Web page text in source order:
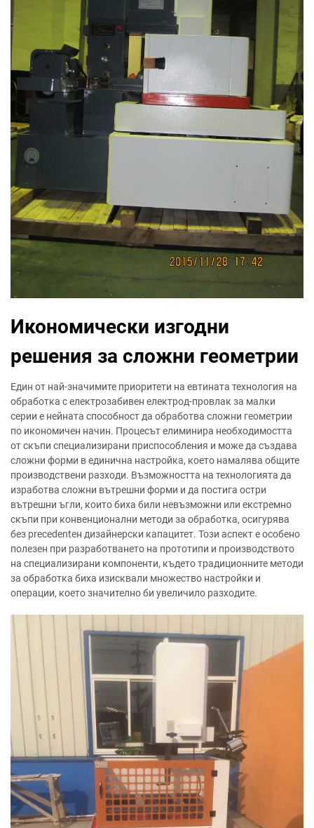
Икономически изгодни
решения за сложни геометрии
Един от най-значимите приоритети на евтината технология на
обработка с електрозабивен електрод-провлак за малки
серии е нейната способност да обработва сложни геометрии
по икономичен начин. Процесът елиминира необходимостта
от скъпи специализирани приспособления и може да създава
сложни форми в единична настройка, което намалява общите
производствени разходи. Възможността на технологията да
изработва сложни вътрешни форми и да постига остри
вътрешни ъгли, които биха били невъзможни или екстремно
скъпи при конвенционални методи за обработка, осигурява
без precedentен дизайнерски капацитет. Този аспект е особено
полезен при разработването на прототипи и производството
на специализирани компоненти, където традиционните методи
за обработка биха изисквали множество настройки и
операции, което значително би увеличило разходите.